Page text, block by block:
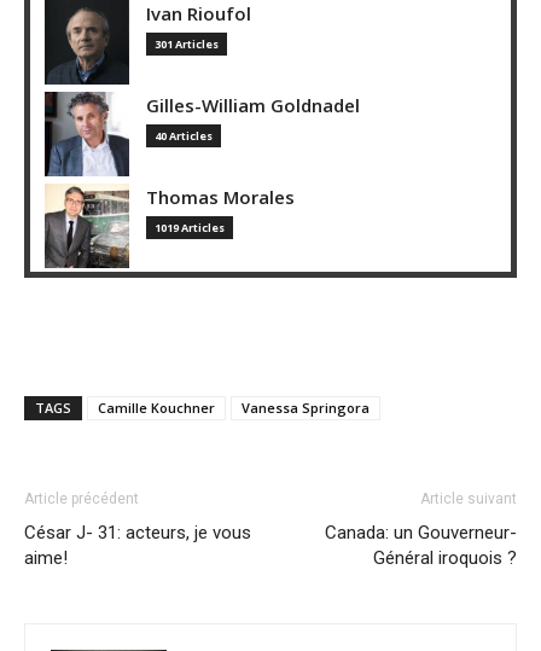
Ivan Rioufol
301 Articles
Gilles-William Goldnadel
40 Articles
Thomas Morales
1019 Articles
TAGS Camille Kouchner Vanessa Springora
Article précédent
César J- 31: acteurs, je vous
aime!
Article suivant
Canada: un Gouverneur-
Général iroquois ?